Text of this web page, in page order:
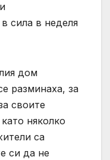
сила в неделя
дом
разминаха, за
своите
няколко
са
си да не